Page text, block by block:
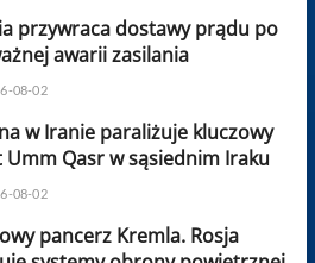
przywraca dostawy prądu po
awarii zasilania
08-02
w Iranie paraliżuje kluczowy
Qasr w sąsiednim Iraku
08-02
pancerz Kremla. Rosja